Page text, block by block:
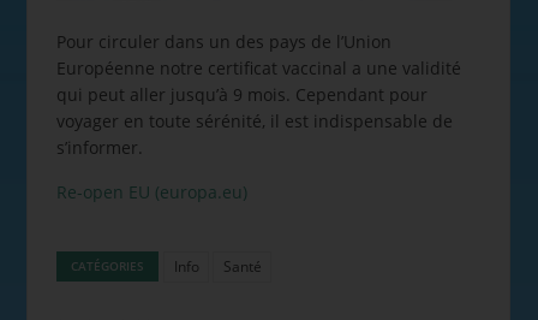
Pour circuler dans un des pays de l’Union
Européenne notre certificat vaccinal a une validité
qui peut aller jusqu’à 9 mois. Cependant pour
voyager en toute sérénité, il est indispensable de
s’informer.
Re-open EU (europa.eu)
CATÉGORIES Info Santé